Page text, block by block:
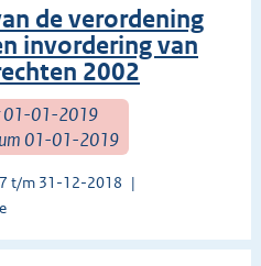
de verordening
invordering van
2002
01-01-2019
01-01-2019
t/m 31-12-2018